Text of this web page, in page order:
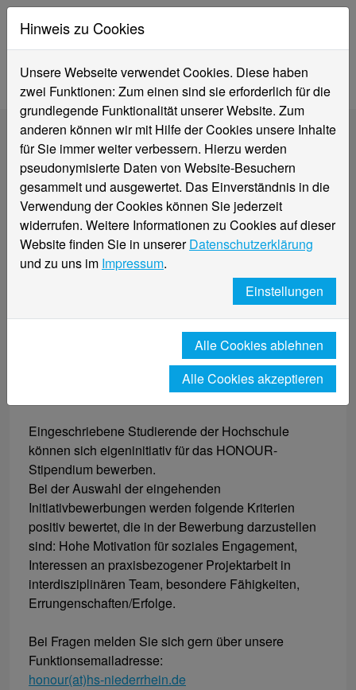
Wildcards für das HONOUR-
Eingeschriebene Studierende der Hochschule
können sich eigeninitiativ für das HONOUR-
Stipendium bewerben.
Bei der Auswahl der eingehenden
Initiativbewerbungen werden folgende Kriterien
positiv bewertet, die in der Bewerbung darzustellen
sind: Hohe Motivation für soziales Engagement,
Interessen an praxisbezogener Projektarbeit in
interdisziplinären Team, besondere Fähigkeiten,
Errungenschaften/Erfolge.
Bei Fragen melden Sie sich gern über unsere
Funktionsemailadresse:
honour(at)hs-niederrhein.de
Hinweis zu Cookies
Unsere Webseite verwendet Cookies. Diese haben
zwei Funktionen: Zum einen sind sie erforderlich für die
grundlegende Funktionalität unserer Website. Zum
anderen können wir mit Hilfe der Cookies unsere Inhalte
für Sie immer weiter verbessern. Hierzu werden
pseudonymisierte Daten von Website-Besuchern
gesammelt und ausgewertet. Das Einverständnis in die
Verwendung der Cookies können Sie jederzeit
widerrufen. Weitere Informationen zu Cookies auf dieser
Website finden Sie in unsererDatenschutzerklärung
und zu uns im Impressum.
Einstellungen
Alle Cookies ablehnen
Alle Cookies akzeptieren